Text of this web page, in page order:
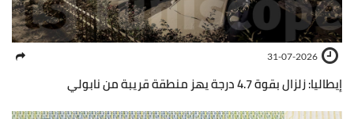
31-07-2026
إيطاليا: زلزال بقوة 4.7 درجة يهز منطقة قريبة من نابولي